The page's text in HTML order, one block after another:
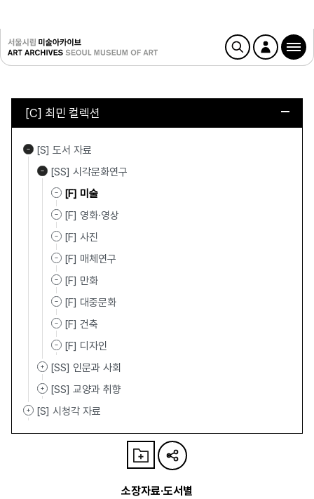
[C] 최민 컬렉션
[S] 도서 자료
[SS] 시각문화연구
[F] 미술
[F] 영화·영상
[F] 사진
[F] 매체연구
[F] 만화
[F] 대중문화
[F] 건축
[F] 디자인
[SS] 인문과 사회
[SS] 교양과 취향
[S] 시청각 자료
소장자료·도서별